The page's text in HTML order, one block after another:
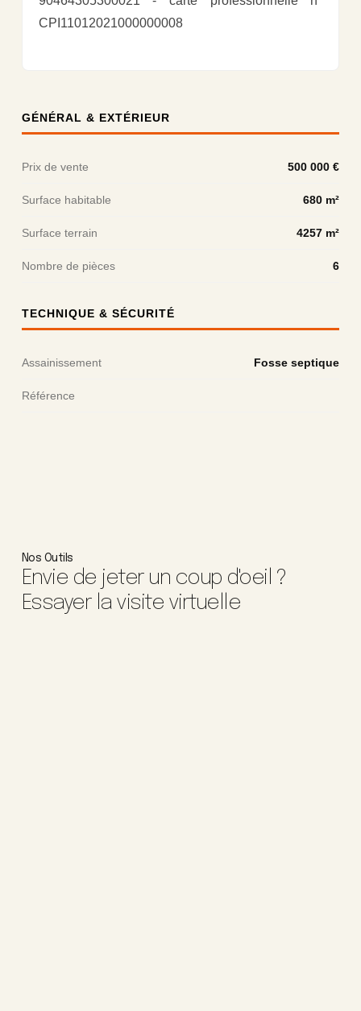
CPI11012021000000008
GÉNÉRAL & EXTÉRIEUR
Prix de vente 500 000 €
Surface habitable 680 m²
Surface terrain 4257 m²
Nombre de pièces 6
TECHNIQUE & SÉCURITÉ
Assainissement Fosse septique
Référence
Nos Outils
Envie de jeter un coup d'oeil ?
Essayer la visite virtuelle